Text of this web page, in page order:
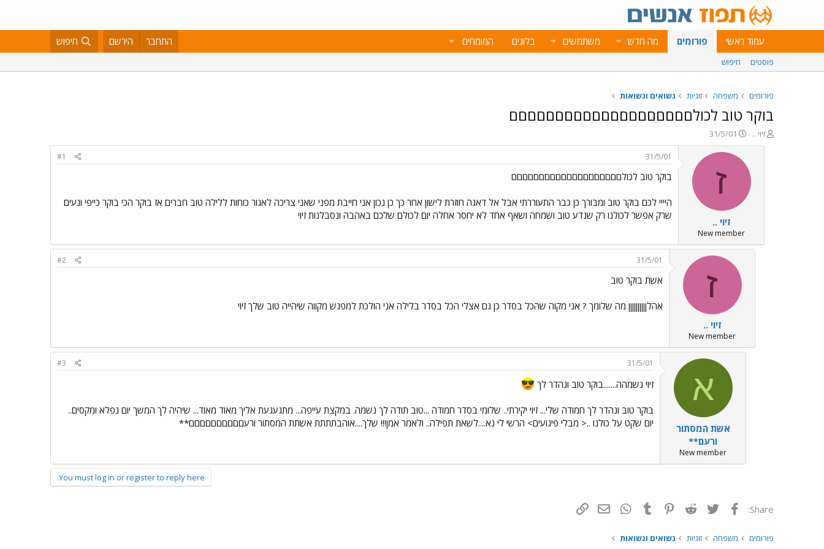
עמוד ראשי פורומים מה חדש משתמשים בלוגים המומחים התחבר הירשם חיפוש
פוסטים חיפוש
פורומים משפחה זוגיות נשואים ונשואות
בוקר טוב לכולםםםםםםםםםםםםםםםםםםםם
פ
ו
זיוי ..
פ
ו
ר
א
י
ך
31/5/01
ז
זיוי ..
New member
31/5/01
#1
בוקר טוב לכולםםםםםםםםםםםםםםםםםםםם
היייי לכם בוקר טוב ומבורך כן כבר התעוררתי אבל אל דאגה חוזרת לישון אחר כך כן נכון אני חייבת מפני שאני צריכה לאגור כוחות ללילה טוב חברים אז בוקר הכי בוקר כייפי ונעים
שרק אפשר לכולנו רק שנדע טוב ושמחה ושאף אחד לא יחסר אחלה יום לכולם שלכם באהבה ונסבלנות זיוי
ז
זיוי ..
New member
31/5/01
#2
אשת בוקר טוב
אהלןןןןןןןןןן מה שלומך ? אני מקוה שהכל בסדר כן גם אצלי הכל בסדר בלילה אני הולכת למפגש מקווה שיהייה טוב שלך זיוי
א
אשת המסתור
ורעם**
New member
31/5/01
#3
זיוי נשמהה.......בוקר טוב ונהדר לך
בוקר טוב ונהדר לך חמודה שלי... זיוי יקירתי.. שלומי בסדר חמודה ...טוב תודה לך נשמה. במקצת עייפה... מתגעגעת אליך מאוד מאוד... שיהיה לך המשך יום נפלא ומקסים..
יום שקט על כולנו ..< מבלי פיגועים> הרשי לי נא....לשאת תפילה.. ולאמר אמן!!! שלך....אוהבתתתת אשתת המסתור ורעםםםםםםםםםם**
You must log in or register to reply here.
Share: פייסבוק Twitter
Reddit
Pinterest
Tumblr
WhatsAppדואר אלקטרוני
פורומים משפחה זוגיות נשואים ונשואות